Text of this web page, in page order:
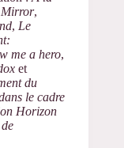
,
, Le
me a hero,
et
du
le cadre
Horizon